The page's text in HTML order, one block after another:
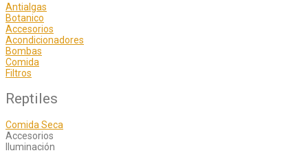
Antialgas
Botanico
Accesorios
Acondicionadores
Bombas
Comida
Filtros
Reptiles
Comida Seca
Accesorios
Iluminación